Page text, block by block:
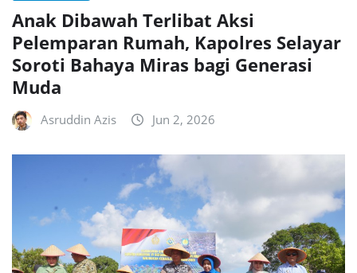
Anak Dibawah Terlibat Aksi
Pelemparan Rumah, Kapolres Selayar
Soroti Bahaya Miras bagi Generasi
Muda
Asruddin Azis Jun 2, 2026